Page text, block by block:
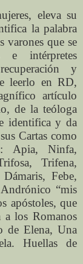
eleva su
la palabra
varones que se
e intérpretes
y
leerlo en RD,
artículo
de la teóloga
identifica y da
Cartas como
Apia, Ninfa,
Trifena,
Febe,
“mis
apóstoles, que
a los Romanos
de Elena, Una
Huellas de